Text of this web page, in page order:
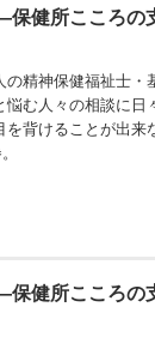
保健所こころ
精神保健福祉士・
む人々の相談に日
を背けることが出
保健所こころ